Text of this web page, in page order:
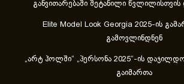
განვითარებაში შეტანილი
Elite Model Look Georgia 2025-ის
გამოვლინდნენ
„არტ ჰოლში“ „პერსონა 2025“-ის
გაიმართა